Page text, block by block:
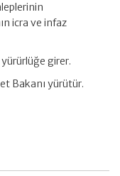
icra ve infaz
girer.
Bakanı yürütür.